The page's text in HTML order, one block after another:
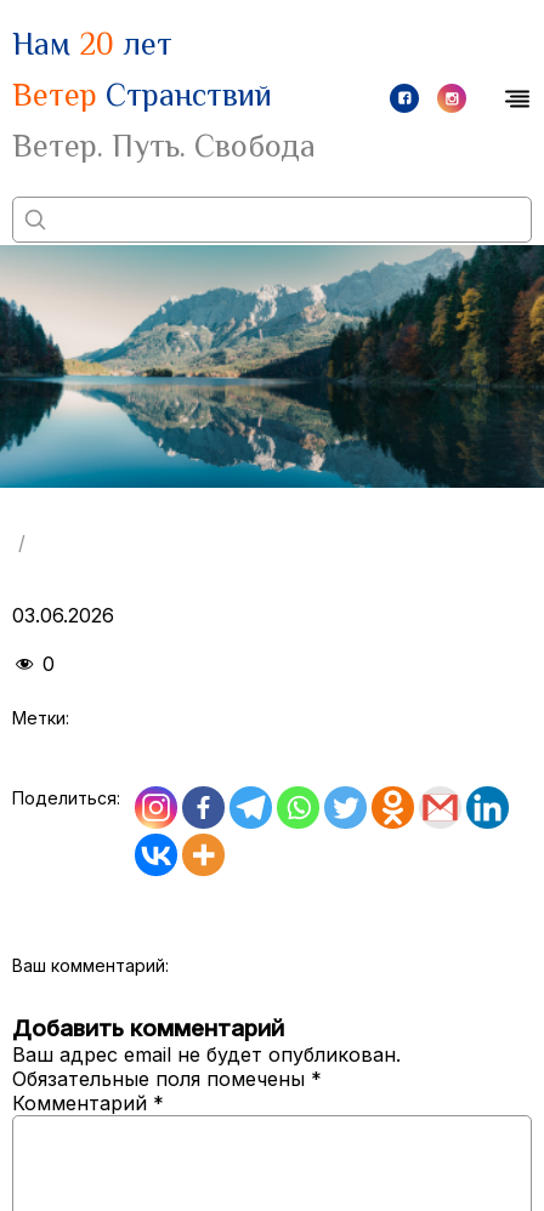
Нам 20 лет
Ветер Странствий
Ветер. Путь. Свобода
/
03.06.2026
0
Метки:
Поделиться:
Ваш комментарий:
Добавить комментарий
Ваш адрес email не будет опубликован.
Обязательные поля помечены *
Комментарий *